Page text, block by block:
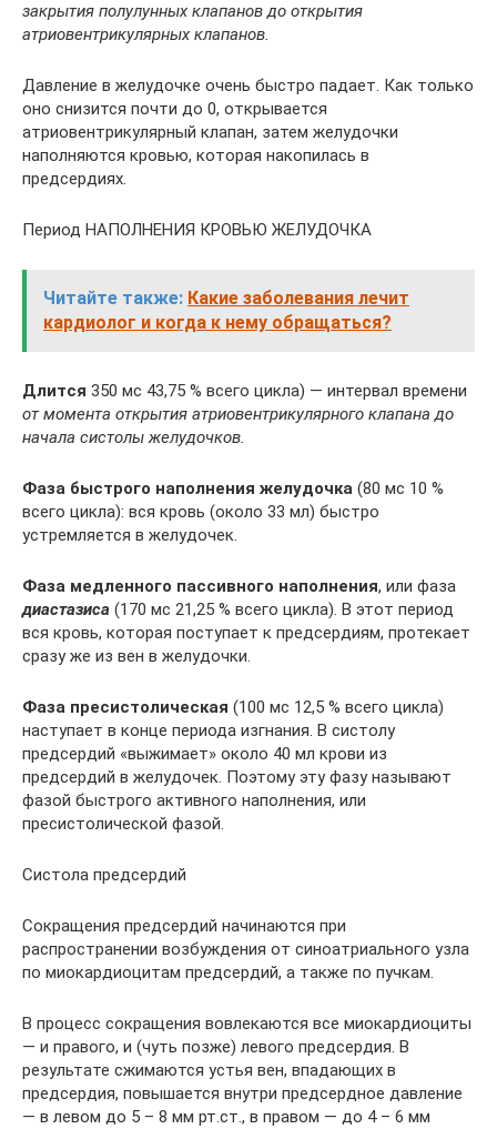
закрытия полулунных клапанов до открытия
атриовентрикулярных клапанов.
Давление в желудочке очень быстро падает. Как только
оно снизится почти до 0, открывается
атриовентрикулярный клапан, затем желудочки
наполняются кровью, которая накопилась в
предсердиях.
Период НАПОЛНЕНИЯ КРОВЬЮ ЖЕЛУДОЧКА
Читайте также: Какие заболевания лечит
кардиолог и когда к нему обращаться?
Длится 350 мс 43,75 % всего цикла) — интервал времени
от момента открытия атриовентрикулярного клапана до
начала систолы желудочков.
Фаза быстрого наполнения желудочка (80 мс 10 %
всего цикла): вся кровь (около 33 мл) быстро
устремляется в желудочек.
Фаза медленного пассивного наполнения, или фаза
диастазиса (170 мс 21,25 % всего цикла). В этот период
вся кровь, которая поступает к предсердиям, протекает
сразу же из вен в желудочки.
Фаза пресистолическая (100 мс 12,5 % всего цикла)
наступает в конце периода изгнания. В систолу
предсердий «выжимает» около 40 мл крови из
предсердий в желудочек. Поэтому эту фазу называют
фазой быстрого активного наполнения, или
пресистолической фазой.
Систола предсердий
Сокращения предсердий начинаются при
распространении возбуждения от синоатриального узла
по миокардиоцитам предсердий, а также по пучкам.
В процесс сокращения вовлекаются все миокардиоциты
— и правого, и (чуть позже) левого предсердия. В
результате сжимаются устья вен, впадающих в
предсердия, повышается внутри предсердное давление
— в левом до 5 – 8 мм рт.ст., в правом — до 4 – 6 мм